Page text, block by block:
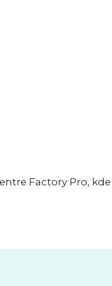
Factory Pro,